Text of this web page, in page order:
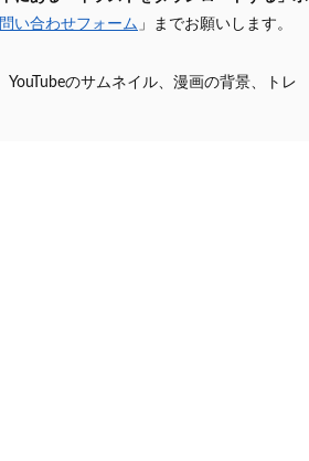
い合わせフォーム 」までお願いします。
のサムネイル、漫画の背景、トレ